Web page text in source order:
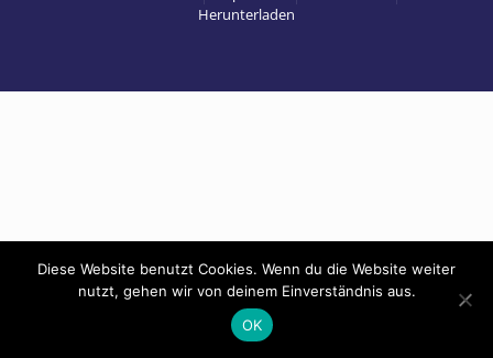
Herunterladen
Diese Website benutzt Cookies. Wenn du die Website weiter
nutzt, gehen wir von deinem Einverständnis aus.
OK